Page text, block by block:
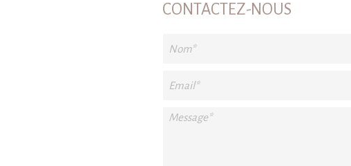
CONTACTEZ-NOUS